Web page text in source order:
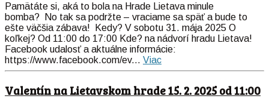
Pamätáte si, aká to bola na Hrade Lietava minule
bomba? No tak sa podržte – vraciame sa späť a bude to
ešte väčšia zábava! Kedy? V sobotu 31. mája 2025 O
koľkej? Od 11:00 do 17:00 Kde? na nádvorí hradu Lietava!
Facebook udalosť a aktuálne informácie:
https://www.facebook.com/ev... Viac
Valentín na Lietavskom hrade 15. 2. 2025 od 11:00